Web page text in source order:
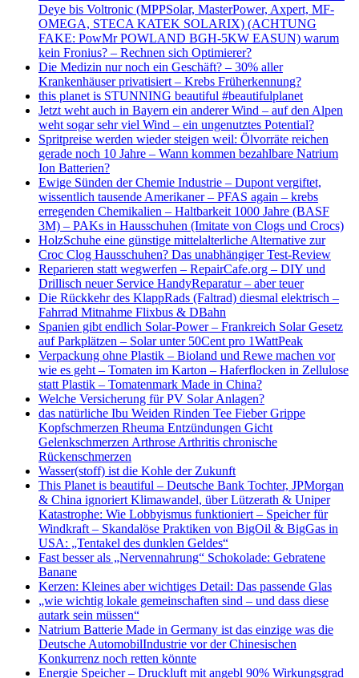
Deye bis Voltronic (MPPSolar, MasterPower, Axpert, MF-
OMEGA, STECA KATEK SOLARIX) (ACHTUNG
FAKE: PowMr POWLAND BGH-5KW EASUN) warum
kein Fronius? – Rechnen sich Optimierer?
Die Medizin nur noch ein Geschäft? – 30% aller
Krankenhäuser privatisiert – Krebs Früherkennung?
this planet is STUNNING beautiful #beautifulplanet
Jetzt weht auch in Bayern ein anderer Wind – auf den Alpen
weht sogar sehr viel Wind – ein ungenutztes Potential?
Spritpreise werden wieder steigen weil: Ölvorräte reichen
gerade noch 10 Jahre – Wann kommen bezahlbare Natrium
Ion Batterien?
Ewige Sünden der Chemie Industrie – Dupont vergiftet,
wissentlich tausende Amerikaner – PFAS again – krebs
erregenden Chemikalien – Haltbarkeit 1000 Jahre (BASF
3M) – PAKs in Hausschuhen (Imitate von Clogs und Crocs)
HolzSchuhe eine günstige mittelalterliche Alternative zur
Croc Clog Hausschuhen? Das unabhängiger Test-Review
Reparieren statt wegwerfen – RepairCafe.org – DIY und
Drillisch neuer Service HandyReparatur – aber teuer
Die Rückkehr des KlappRads (Faltrad) diesmal elektrisch –
Fahrrad Mitnahme Flixbus & DBahn
Spanien gibt endlich Solar-Power – Frankreich Solar Gesetz
auf Parkplätzen – Solar unter 50Cent pro 1WattPeak
Verpackung ohne Plastik – Bioland und Rewe machen vor
wie es geht – Tomaten im Karton – Haferflocken in Zellulose
statt Plastik – Tomatenmark Made in China?
Welche Versicherung für PV Solar Anlagen?
das natürliche Ibu Weiden Rinden Tee Fieber Grippe
Kopfschmerzen Rheuma Entzündungen Gicht
Gelenkschmerzen Arthrose Arthritis chronische
Rückenschmerzen
Wasser(stoff) ist die Kohle der Zukunft
This Planet is beautiful – Deutsche Bank Tochter, JPMorgan
& China ignoriert Klimawandel, über Lützerath & Uniper
Katastrophe: Wie Lobbyismus funktioniert – Speicher für
Windkraft – Skandalöse Praktiken von BigOil & BigGas in
USA: „Tentakel des dunklen Geldes“
Fast besser als „Nervennahrung“ Schokolade: Gebratene
Banane
Kerzen: Kleines aber wichtiges Detail: Das passende Glas
„wie wichtig lokale gemeinschaften sind – und dass diese
autark sein müssen“
Natrium Batterie Made in Germany ist das einzige was die
Deutsche AutomobilIndustrie vor der Chinesischen
Konkurrenz noch retten könnte
Energie Speicher – Druckluft mit angebl 90% Wirkungsgrad